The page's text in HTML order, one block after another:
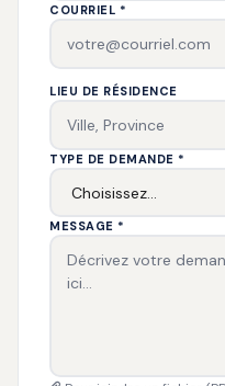
COURRIEL *
LIEU DE RÉSIDENCE
TYPE DE DEMANDE *
MESSAGE *